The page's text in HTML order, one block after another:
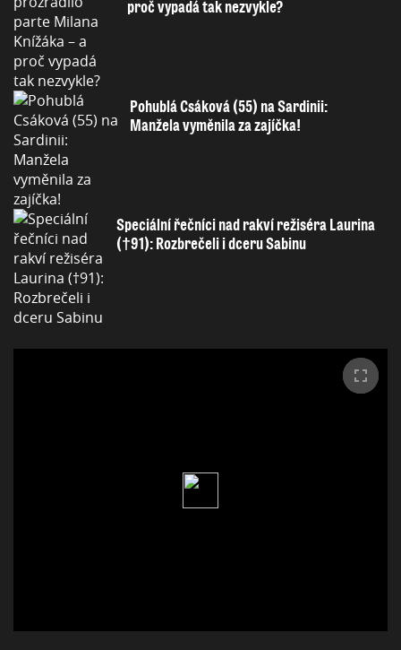
proč vypadá tak nezvykle?
Pohublá Csáková (55) na Sardinii:
Manžela vyměnila za zajíčka!
Speciální řečníci nad rakví režiséra Laurina
(†91): Rozbrečeli i dceru Sabinu